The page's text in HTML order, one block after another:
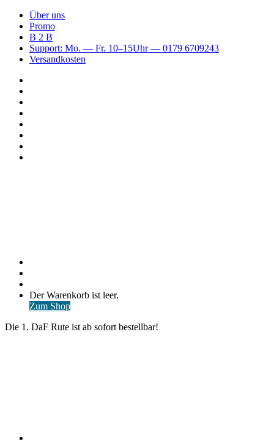
Über uns
Promo
B 2 B
Support: Mo. — Fr. 10–15Uhr — 0179 6709243
Versandkosten
Warenkorb
ansehen
Der Warenkorb ist leer.
Zum Shop
Die 1. DaF Rute ist ab sofort bestellbar!